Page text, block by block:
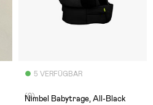
5 VERFÜGBAR
(0)
Nimbel Babytrage, All-Black